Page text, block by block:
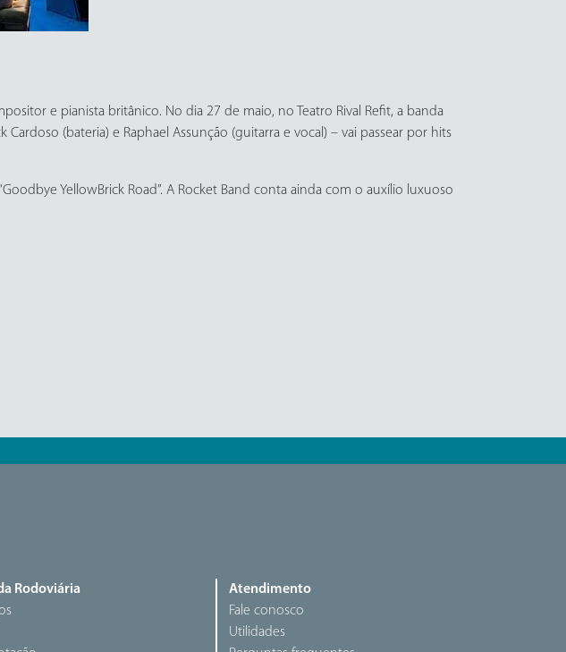
e pianista britânico. No dia 27 de maio, no Teatro Rival Refit, a banda
(bateria) e Raphael Assunção (guitarra e vocal) – vai passear por hits
YellowBrick Road”. A Rocket Band conta ainda com o auxílio luxuoso
Rodoviária
Atendimento
Fale conosco
Utilidades